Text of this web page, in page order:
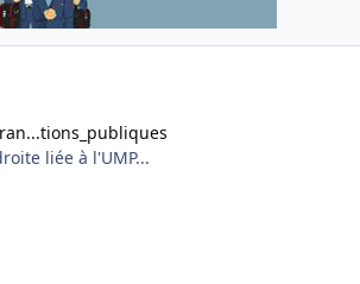
liée à l'UMP...